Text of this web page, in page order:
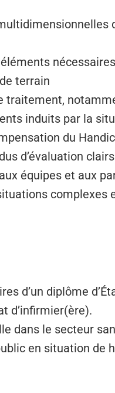
terrain
induits par la
du
d’évaluation
équipes et aux
complexes
d’un diplôme
d’infirmier(ère).
dans le secteur
en situation